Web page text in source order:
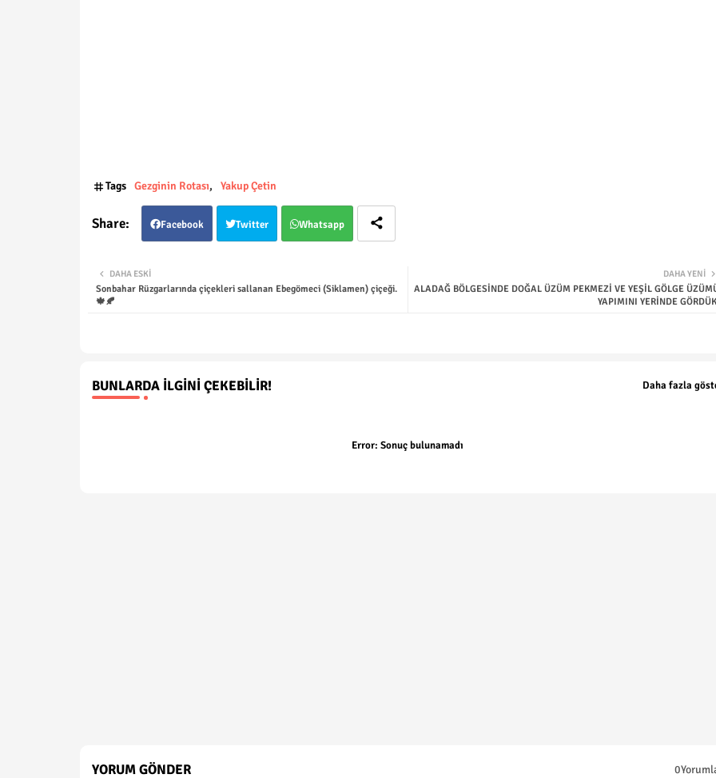
Tags Gezginin Rotası Yakup Çetin
Facebook Twitter Whatsapp
DAHA YENI
ALADAĞ BÖLGESİNDE DOĞAL ÜZÜM PEKMEZİ VE YEŞİL GÖLGE
YAPIMINI YERİNDE
DAHA ESKI
Sonbahar Rüzgarlarında çiçekleri sallanan Ebegömeci (Siklamen) çiçeği.
🍁🍂
BUNLARDA İLGINI ÇEKEBILIR! Daha fazla
Error: Sonuç bulunamadı
YORUM GÖNDER